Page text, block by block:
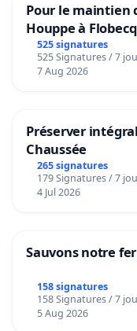
Pour le maintien
Houppe à Flobecq
525 signatures
525 Signatures / 7
7 Aug 2026
Préserver
Chaussée
265 signatures
179 Signatures / 7
4 Jul 2026
Sauvons notre
158 signatures
158 Signatures / 7
5 Aug 2026